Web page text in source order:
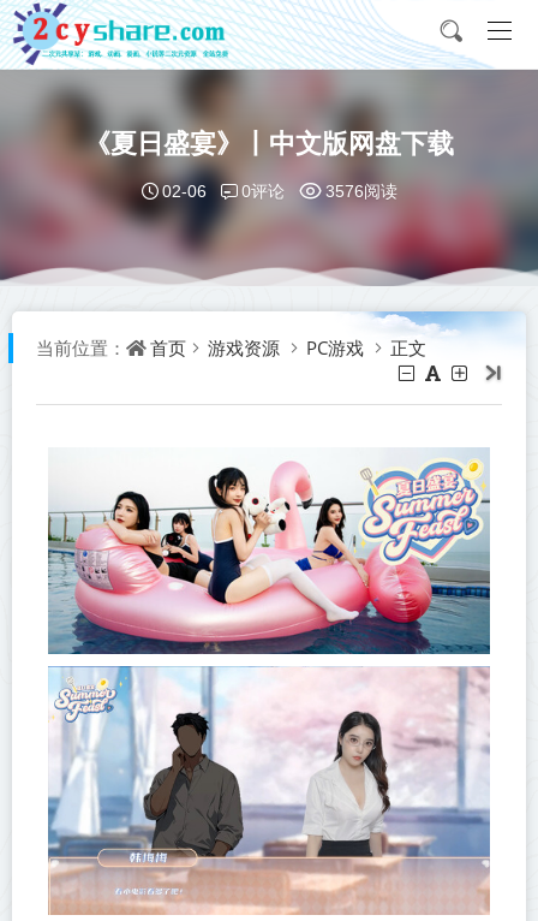
《夏日盛宴》丨中文版网盘下载
02-06 0评论 3576阅读
当前位置： 首页 游戏资源 PC游戏 正文